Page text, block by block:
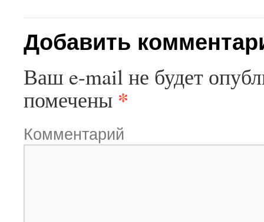
Добавить
Ваш e-mail не будет
помечены *
Комментарий